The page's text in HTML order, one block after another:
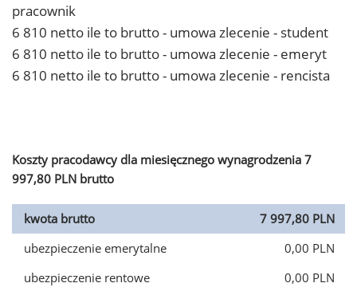
pracownik
6 810 netto ile to brutto - umowa zlecenie - student
6 810 netto ile to brutto - umowa zlecenie - emeryt
6 810 netto ile to brutto - umowa zlecenie - rencista
Koszty pracodawcy dla miesięcznego wynagrodzenia 7
997,80 PLN brutto
kwota brutto
7 997,80 PLN
ubezpieczenie emerytalne
0,00 PLN
ubezpieczenie rentowe
0,00 PLN